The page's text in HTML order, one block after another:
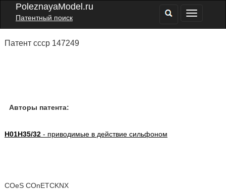
PoleznayaModel.ru
Патентный поиск
Патент ссср 147249
Авторы патента:
H01H35/32- приводимые в действие сильфоном
COeS COnETCKNX